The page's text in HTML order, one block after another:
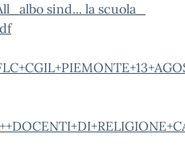
sind... la scuola_